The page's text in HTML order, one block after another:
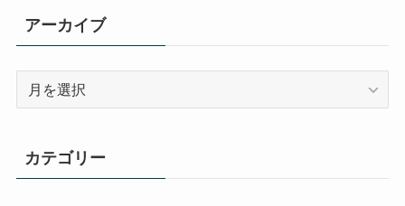
アーカイブ
ブ
カテゴリー